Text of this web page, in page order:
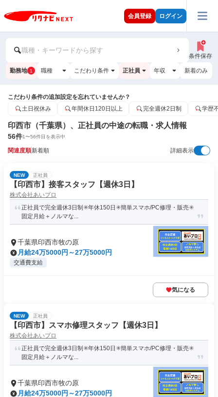
会員登録 ログイン
職種・キーワードから探す
条件保存
勤務地 1 職種 こだわり条件 正社員 年収 新着のみ
こだわり条件の追加設定を忘れていませんか？
土日祝休み
年間休日120日以上 完全週休2日制 学歴
印西市（千葉県）、正社員の中途の転職・求人情報
56件1〜56件目を表示中
関連度順新着順 詳細表示
NEW 正社員
【印西市】接客スタッフ【週休3日】
株式会社あいプロ
正社員で完全週休3日制✳️年休150日✳️簡単スマホ/PC修理・販売✳️
固定月給＋ノルマな...
千葉県印西市牧の原
月給24万5000円～27万5000円
交通費支給
気になる
NEW 正社員
【印西市】スマホ修理スタッフ【週休3日】
株式会社あいプロ
正社員で完全週休3日制✳️年休150日✳️簡単スマホ/PC修理・販売✳️
固定月給＋ノルマな...
千葉県印西市牧の原
月給24万5000円～27万5000円